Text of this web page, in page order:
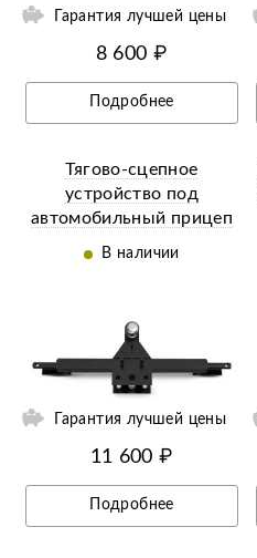
Гарантия лучшей цены
8 600 ₽
Подробнее
Тягово-сцепное
устройство под
автомобильный прицеп
(Фаркоп) под 1/3 точки
В наличии
Гарантия лучшей цены
11 600 ₽
Подробнее